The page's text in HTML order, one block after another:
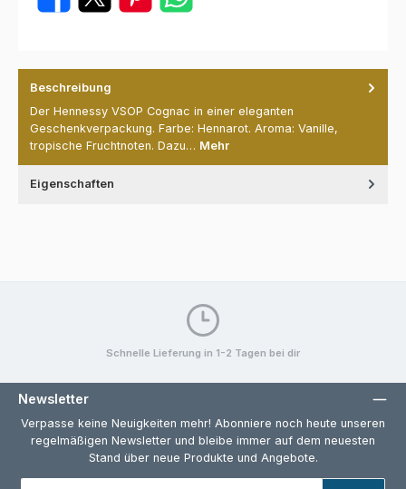
Beschreibung
Der Hennessy VSOP Cognac in einer eleganten
Geschenkverpackung. Farbe: Hennarot. Aroma: Vanille,
tropische Fruchtnoten. Dazu… Mehr
Eigenschaften
Schnelle Lieferung in 1-2 Tagen bei dir
Newsletter
Verpasse keine Neuigkeiten mehr! Abonniere noch heute unseren
regelmäßigen Newsletter und bleibe immer auf dem neuesten
Stand über neue Produkte und Angebote.